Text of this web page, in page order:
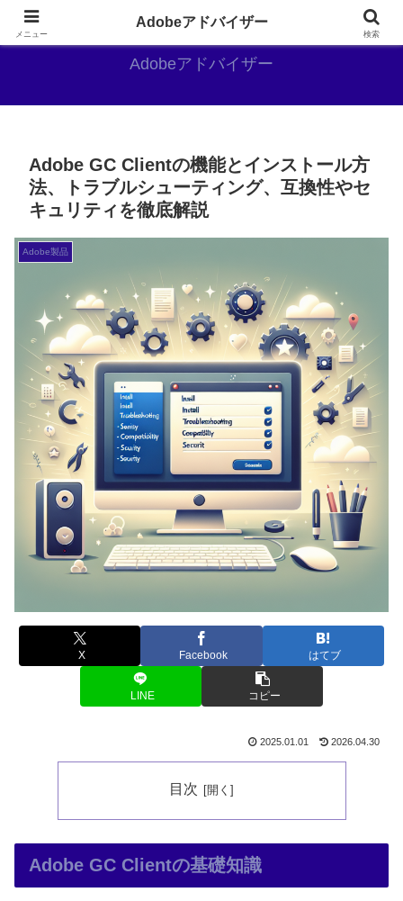
Adobe好きのAdobe推しブログ
Adobeアドバイザー
Adobe GC Clientの機能とインストール方
法、トラブルシューティング、互換性やセ
キュリティを徹底解説
Adobe製品
X Facebook はてブ
LINE コピー
2025.01.01 2026.04.30
目次
Adobe GC Clientの基礎知識
メニュー
Adobeアドバイザー
検索